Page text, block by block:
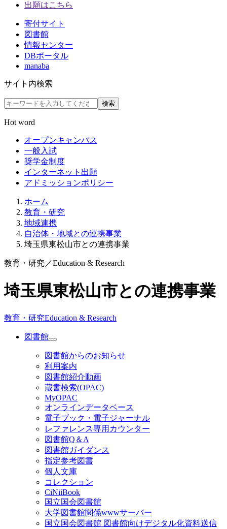
出願はこちら
寄付サイト
図書館
情報センター
DBポータル
manaba
サイト内検索
検索
Hot word
オープンキャンパス
一般入試
奨学金制度
インターネット出願
アドミッションポリシー
ホーム
教育・研究
地域連携
自治体・地域との連携事業
埼玉県東松山市との連携事業
教育・研究 ／Education & Research
埼玉県東松山市との連携事業
教育・研究Education & Research
図書館
図書館からのお知らせ
利用案内
図書館紹介動画
蔵書検索(OPAC)
MyOPAC
オンラインデータベース
電子ブック・電子ジャーナル
レファレンス専用カウンター
図書館Q＆A
図書館ガイダンス
指定参考図書
個人文庫
コレクション
CiNiiBook
国立国会図書館
大学図書館関係wwwサーバー
国立国会図書館 図書館向けデジタル化資料送信